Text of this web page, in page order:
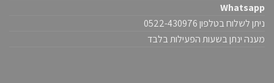
Whatsapp
ניתן לשלוח בטלפון 0522-430976
מענה ינתן בשעות הפעילות בלבד